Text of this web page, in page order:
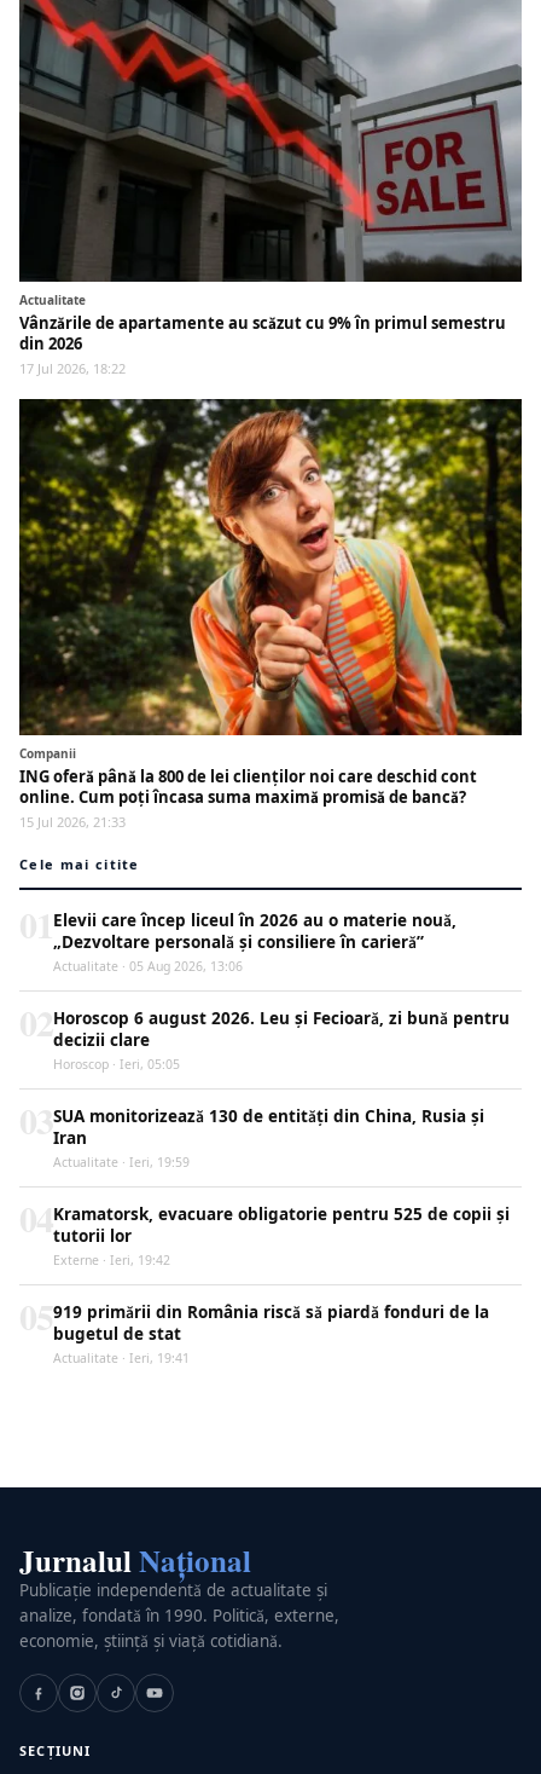
Actualitate
Vânzările de apartamente au scăzut cu 9% în primul semestru
din 2026
17 Jul 2026, 18:22
Companii
ING oferă până la 800 de lei clienților noi care deschid cont
online. Cum poți încasa suma maximă promisă de bancă?
15 Jul 2026, 21:33
Cele mai citite
Elevii care încep liceul în 2026 au o materie nouă,
„Dezvoltare personală și consiliere în carieră”
Actualitate · 05 Aug 2026, 13:06
Horoscop 6 august 2026. Leu și Fecioară, zi bună pentru
decizii clare
Horoscop · Ieri, 05:05
SUA monitorizează 130 de entități din China, Rusia și
Iran
Actualitate · Ieri, 19:59
Kramatorsk, evacuare obligatorie pentru 525 de copii și
tutorii lor
Externe · Ieri, 19:42
919 primării din România riscă să piardă fonduri de la
bugetul de stat
Actualitate · Ieri, 19:41
JurnalulNațional
Publicație independentă de actualitate și
analize, fondată în 1990. Politică, externe,
economie, știință și viață cotidiană.
SECȚIUNI